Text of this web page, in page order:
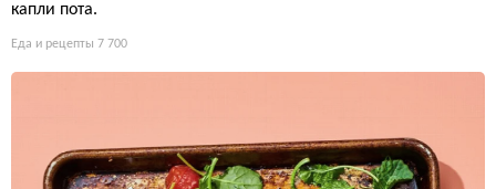
капли пота.
Еда и рецепты 7 700